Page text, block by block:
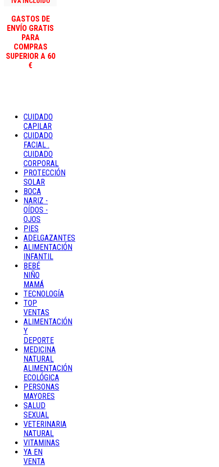
GASTOS DE
ENVÍO GRATIS
PARA
COMPRAS
SUPERIOR A 60
€
CUIDADO
CAPILAR
CUIDADO
FACIAL .
CUIDADO
CORPORAL
PROTECCIÓN
SOLAR
BOCA
NARIZ -
OÍDOS -
OJOS
PIES
ADELGAZANTES
ALIMENTACIÓN
INFANTIL
BEBÉ
NIÑO
MAMÁ
TECNOLOGÍA
TOP
VENTAS
ALIMENTACIÓN
Y
DEPORTE
MEDICINA
NATURAL
ALIMENTACIÓN
ECOLÓGICA
PERSONAS
MAYORES
SALUD
SEXUAL
VETERINARIA
NATURAL
VITAMINAS
YA EN
VENTA